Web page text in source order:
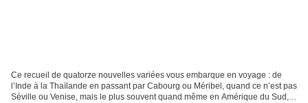
Ce recueil de quatorze nouvelles variées vous embarque en voyage : de
l’Inde à la Thaïlande en passant par Cabourg ou Méribel, quand ce n’est pas
Séville ou Venise, mais le plus souvent quand même en Amérique du Sud,